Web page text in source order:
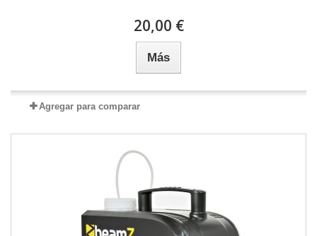
20,00 €
Más
Agregar para comparar